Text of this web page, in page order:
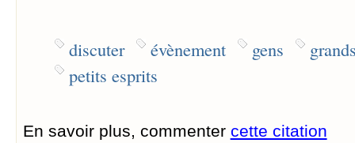
discuter évènement gens
petits esprits
En savoir plus, commenter cette citation